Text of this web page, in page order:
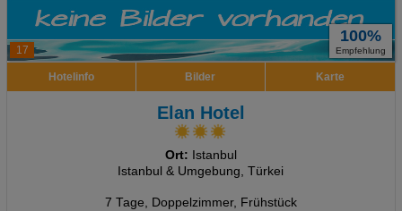
17
100%
Empfehlung
Hotelinfo Bilder Karte
Elan Hotel
Ort: Istanbul
Istanbul & Umgebung, Türkei
7 Tage, Doppelzimmer, Frühstück